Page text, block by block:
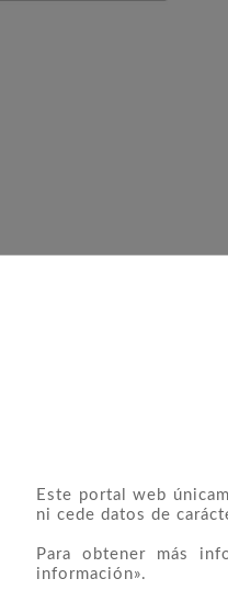
Este portal web
ni cede datos de
Para obtener más
información».
del producto
de 4 montado con
MISMA